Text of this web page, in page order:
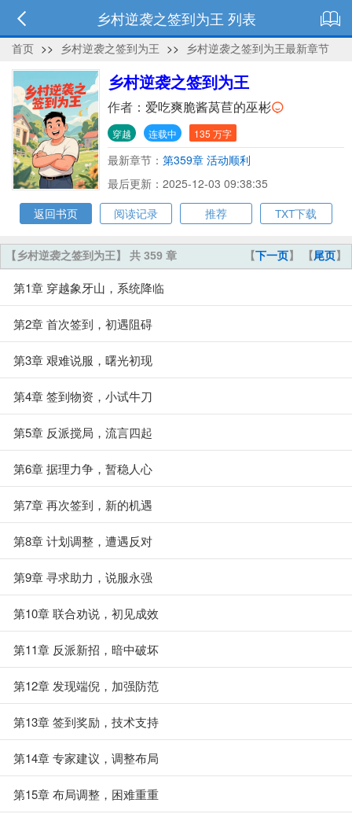
乡村逆袭之签到为王 列表
首页 >> 乡村逆袭之签到为王 >> 乡村逆袭之签到为王最新章节
乡村逆袭之签到为王
作者： 爱吃爽脆酱莴苣的巫彬
穿越 连载中 135 万字
最新章节： 第359章 活动顺利
最后更新：2025-12-03 09:38:35
返回书页
阅读记录 推荐 TXT下载
【下一页】 【尾页】
【乡村逆袭之签到为王】 共 359 章
第1章 穿越象牙山，系统降临
第2章 首次签到，初遇阻碍
第3章 艰难说服，曙光初现
第4章 签到物资，小试牛刀
第5章 反派搅局，流言四起
第6章 据理力争，暂稳人心
第7章 再次签到，新的机遇
第8章 计划调整，遭遇反对
第9章 寻求助力，说服永强
第10章 联合劝说，初见成效
第11章 反派新招，暗中破坏
第12章 发现端倪，加强防范
第13章 签到奖励，技术支持
第14章 专家建议，调整布局
第15章 布局调整，困难重重